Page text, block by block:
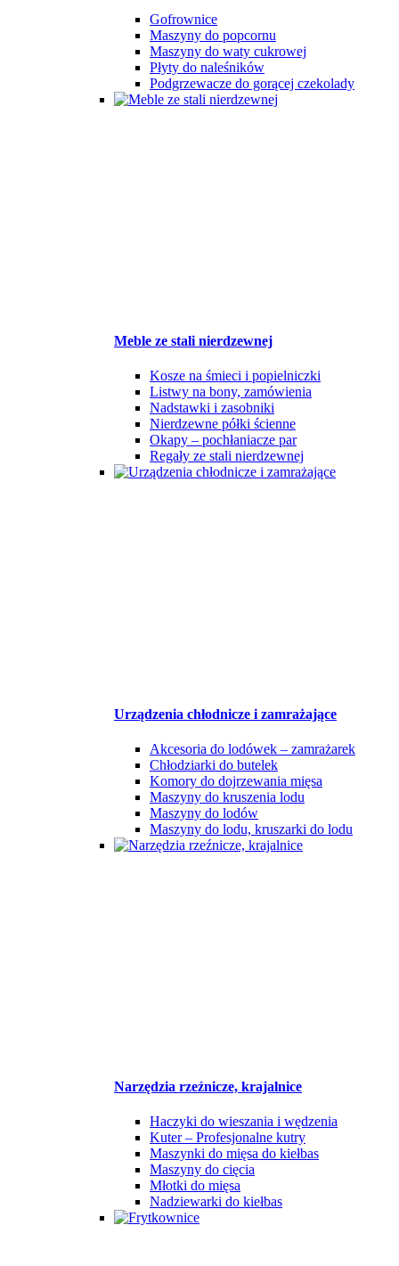
Gofrownice
Maszyny do popcornu
Maszyny do waty cukrowej
Płyty do naleśników
Podgrzewacze do gorącej czekolady
Meble ze stali nierdzewnej
Kosze na śmieci i popielniczki
Listwy na bony, zamówienia
Nadstawki i zasobniki
Nierdzewne półki ścienne
Okapy – pochłaniacze par
Regały ze stali nierdzewnej
Urządzenia chłodnicze i zamrażające
Akcesoria do lodówek – zamrażarek
Chłodziarki do butelek
Komory do dojrzewania mięsa
Maszyny do kruszenia lodu
Maszyny do lodów
Maszyny do lodu, kruszarki do lodu
Narzędzia rzeźnicze, krajalnice
Haczyki do wieszania i wędzenia
Kuter – Profesjonalne kutry
Maszynki do mięsa do kiełbas
Maszyny do cięcia
Młotki do mięsa
Nadziewarki do kiełbas